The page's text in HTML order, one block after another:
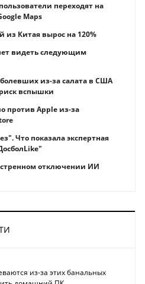
переходят на
Maps
из Китая вырос на 120%
видеть следующим
из-за салата в США
вспышки
против Apple из-за
Что показала экспертная
отключении ИИ
из-за этих банальных